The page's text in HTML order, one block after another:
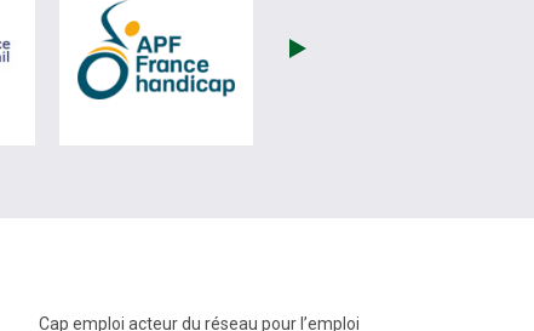
fenêtre)
visiter les site de France Travail (nouvelle fenêtre)
visiter les site de APF (nouvelle
Cap emploi acteur du réseau pour l’emploi